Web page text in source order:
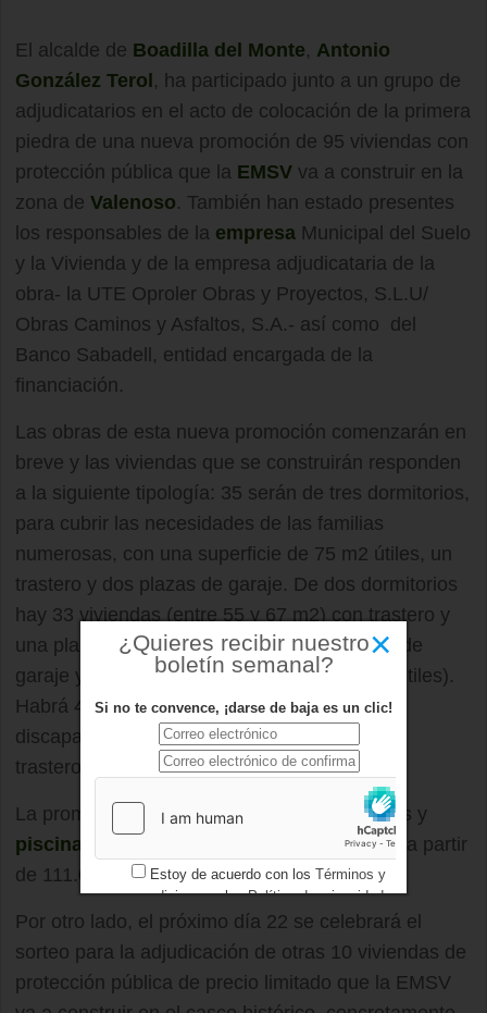
El alcalde de Boadilla del Monte, Antonio
González Terol , ha participado junto a un grupo de
adjudicatarios en el acto de colocación de la primera
piedra de una nueva promoción de 95 viviendas con
protección pública que la EMSV va a construir en la
zona de Valenoso. También han estado presentes
los responsables de la empresa Municipal del Suelo
y la Vivienda y de la empresa adjudicataria de la
obra- la UTE Oproler Obras y Proyectos, S.L.U/
Obras Caminos y Asfaltos, S.A.- así como del
Banco Sabadell, entidad encargada de la
financiación.
Las obras de esta nueva promoción comenzarán en
breve y las viviendas que se construirán responden
a la siguiente tipología: 35 serán de tres dormitorios,
para cubrir las necesidades de las familias
numerosas, con una superficie de 75 m2 útiles, un
trastero y dos plazas de garaje. De dos dormitorios
hay 33 viviendas (entre 55 y 67 m2) con trastero y
una plaza de garaje; 23 tendrán dos plazas de
garaje y una superficie de entre 59 y 67 m2 útiles).
Habrá 4 viviendas adaptadas a personas con
discapacidad, igualmente de dos dormitorios,
trastero y dos plazas de garaje asociadas.
La promoción tendrá también zonas comunes y
piscina y los precios de las viviendas serán a partir
de 111.035 euros.
Por otro lado, el próximo día 22 se celebrará el
sorteo para la adjudicación de otras 10 viviendas de
protección pública de precio limitado que la EMSV
×
¿Quieres recibir nuestro
boletín semanal?
Si no te convence, ¡darse de baja es un clic!
Estoy de acuerdo con los Términos y
condicionesy losPolítica de privacidad